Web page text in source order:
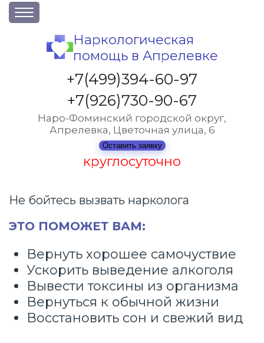
О клинике
Акции
Вакансии
Лицензии
Статьи
Контакты
Услуги и стоимость
Отзывы
Вопрос-ответ
Наркологическая
помощь в Апрелевке
+7(499)394-60-97
+7(926)730-90-67
Наро-Фоминский городской округ,
Апрелевка, Цветочная улица, 6
Оставить заявку
круглосуточно
Не бойтесь вызвать нарколога
ЭТО ПОМОЖЕТ ВАМ:
Вернуть хорошее самочуствие
Ускорить выведение алкоголя
Вывести токсины из организма
Вернуться к обычной жизни
Восстановить сон и свежий вид